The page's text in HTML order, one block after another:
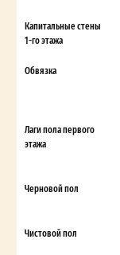
Капитальные стены
1-го этажа
Обвязка
Лаги пола первого
этажа
Черновой пол
Чистовой пол